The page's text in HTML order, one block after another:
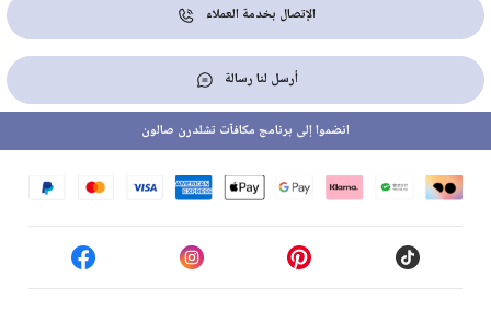
الإتصال بخدمة العملاء
أرسل لنا رسالة
انضموا إلى برنامج مكافآت تشلدرن صالون